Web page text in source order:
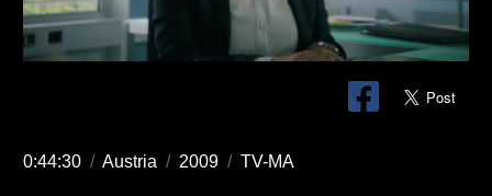
0:44:30 / Austria / 2009 / TV-MA